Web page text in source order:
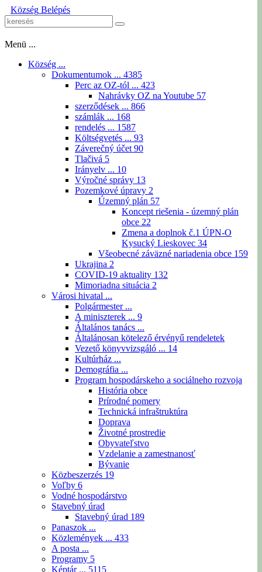
Község Belépés
Menü ...
Község ...
Dokumentumok ... 4385
Perc az OZ-tól ... 423
Nahrávky OZ na Youtube 57
szerződések ... 866
számlák ... 168
rendelés ... 1587
Költségvetés ... 93
Záverečný účet 90
Tlačivá 5
Irányelv ... 10
Výročné správy 13
Pozemkové úpravy 2
Územný plán 57
Koncept riešenia - územný plán
obce 22
Zmena a doplnok č.1 ÚPN-O
Kysucký Lieskovec 34
Všeobecné záväzné nariadenia obce 159
Ukrajina 2
COVID-19 aktuality 132
Mimoriadna situácia 2
Városi hivatal ...
Polgármester ...
A miniszterek ... 9
Általános tanács ...
Általánosan kötelező érvényű rendeletek
Vezető könyvvizsgáló ... 14
Kultúrház ...
Demográfia ...
Program hospodárskeho a sociálneho rozvoja
História obce
Prírodné pomery
Technická infraštruktúra
Doprava
Životné prostredie
Obyvateľstvo
Vzdelanie a zamestnanosť
Bývanie
Közbeszerzés 19
Voľby 6
Vodné hospodárstvo
Stavebný úrad
Stavebný úrad 189
Panaszok ...
Közlemények ... 433
A posta ...
Programy 5
Képtár ... 5115